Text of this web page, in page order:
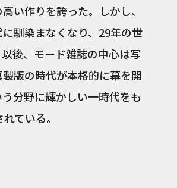
い作りを誇った。しかし、
馴染まなくなり、29年の世
後、モード雑誌の中心は写
版の時代が本格的に幕を開
分野に輝かしい一時代をも
ている。